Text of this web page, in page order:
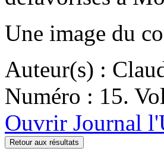
Une image du
Auteur(s) :
Numéro : 15.
Ouvrir Journal
Retour aux résultats